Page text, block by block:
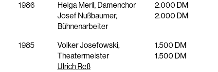
1986
Helga Meril, Damenchor
Josef Nußbaumer,
Bühnenarbeiter
2.000 DM
2.000 DM
1985
Volker Josefowski,
Theatermeister
Ulrich Reß
1.500 DM
1.500 DM